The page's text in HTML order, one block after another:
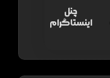
چنل
اینستاگرام